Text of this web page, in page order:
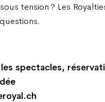
tension ? Les
spectacles,